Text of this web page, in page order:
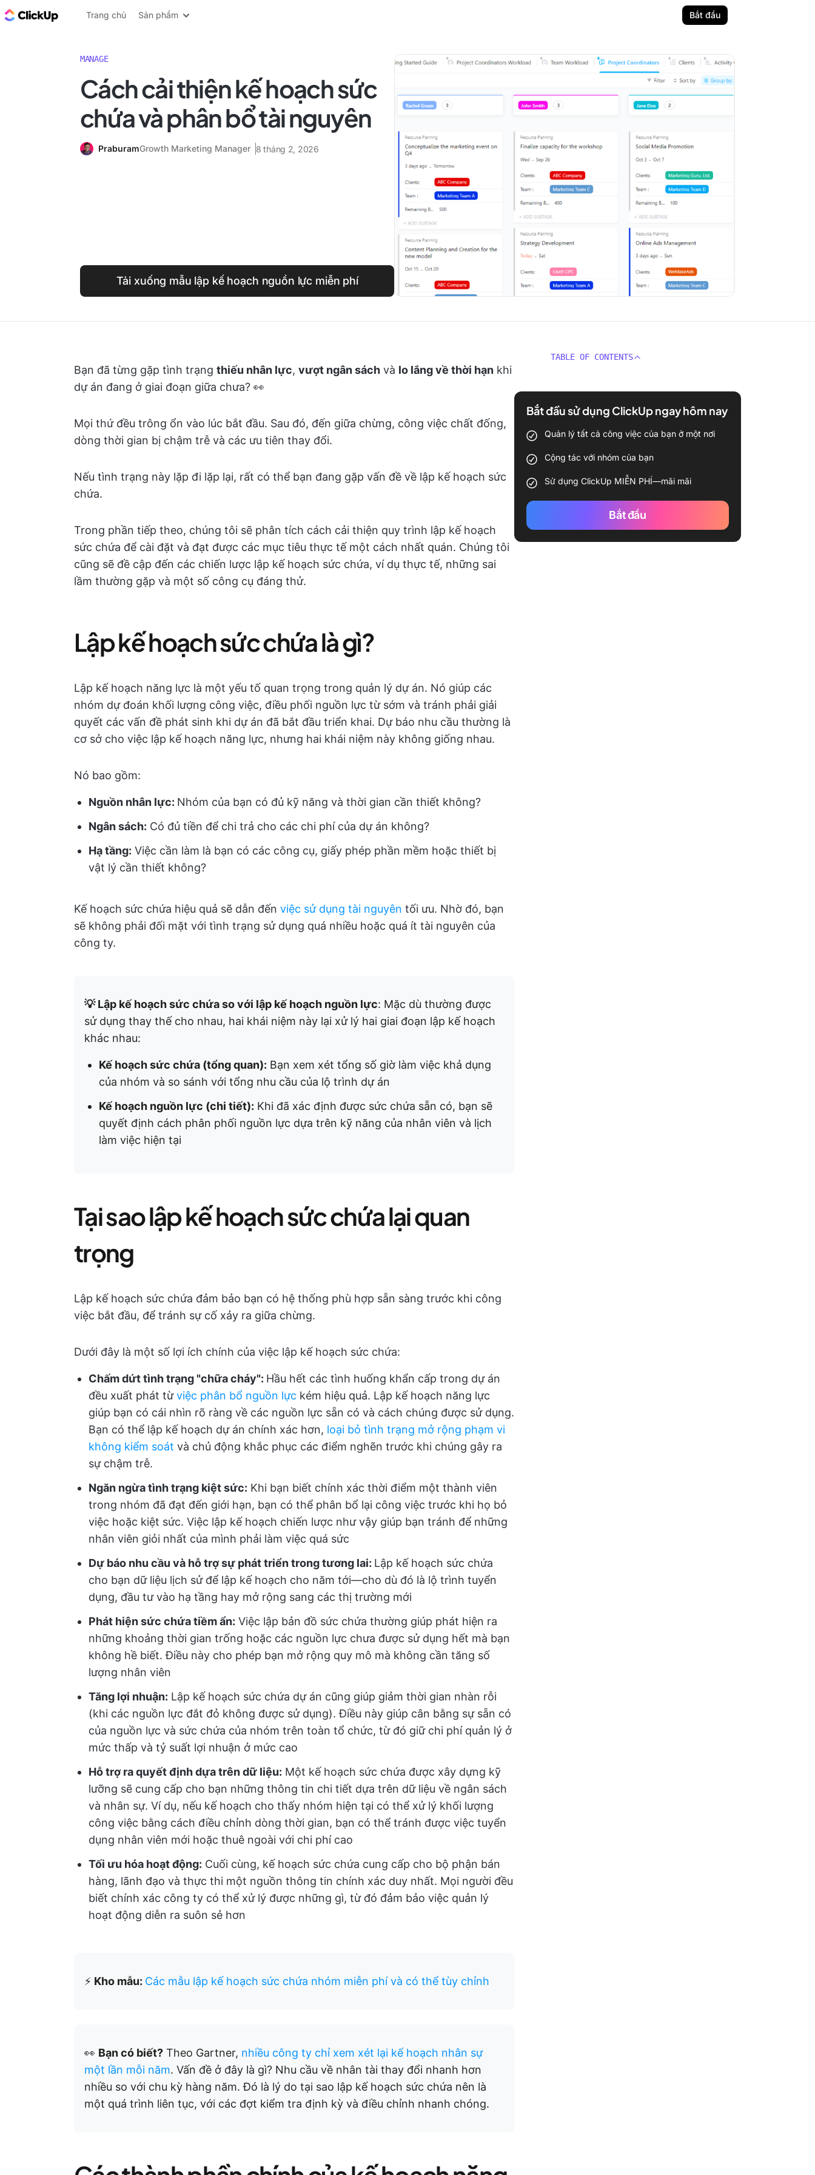
ClickUp Blog
Trang chủ Sản phẩm Bắt đầu
MANAGE
Cách cải thiện kế hoạch sức
chứa và phân bổ tài nguyên
PraburamGrowth Marketing Manager 8 tháng 2, 2026
Tải xuống mẫu lập kế hoạch nguồn lực miễn phí
Bạn đã từng gặp tình trạng thiếu nhân lực, vượt ngân sách và lo lắng về thời hạn khi
dự án đang ở giai đoạn giữa chưa? 👀
Mọi thứ đều trông ổn vào lúc bắt đầu. Sau đó, đến giữa chừng, công việc chất đống,
dòng thời gian bị chậm trễ và các ưu tiên thay đổi.
Nếu tình trạng này lặp đi lặp lại, rất có thể bạn đang gặp vấn đề về lập kế hoạch sức
chứa.
Trong phần tiếp theo, chúng tôi sẽ phân tích cách cải thiện quy trình lập kế hoạch
sức chứa để cài đặt và đạt được các mục tiêu thực tế một cách nhất quán. Chúng tôi
cũng sẽ đề cập đến các chiến lược lập kế hoạch sức chứa, ví dụ thực tế, những sai
lầm thường gặp và một số công cụ đáng thử.
Lập kế hoạch sức chứa là gì?
Lập kế hoạch năng lực là một yếu tố quan trọng trong quản lý dự án. Nó giúp các
nhóm dự đoán khối lượng công việc, điều phối nguồn lực từ sớm và tránh phải giải
quyết các vấn đề phát sinh khi dự án đã bắt đầu triển khai. Dự báo nhu cầu thường là
cơ sở cho việc lập kế hoạch năng lực, nhưng hai khái niệm này không giống nhau.
Nó bao gồm:
Nguồn nhân lực: Nhóm của bạn có đủ kỹ năng và thời gian cần thiết không?
Ngân sách: Có đủ tiền để chi trả cho các chi phí của dự án không?
Hạ tầng: Việc cần làm là bạn có các công cụ, giấy phép phần mềm hoặc thiết bị
vật lý cần thiết không?
Kế hoạch sức chứa hiệu quả sẽ dẫn đến việc sử dụng tài nguyên tối ưu. Nhờ đó, bạn
sẽ không phải đối mặt với tình trạng sử dụng quá nhiều hoặc quá ít tài nguyên của
công ty.
💡 Lập kế hoạch sức chứa so với lập kế hoạch nguồn lực: Mặc dù thường được
sử dụng thay thế cho nhau, hai khái niệm này lại xử lý hai giai đoạn lập kế hoạch
khác nhau:
Kế hoạch sức chứa (tổng quan): Bạn xem xét tổng số giờ làm việc khả dụng
của nhóm và so sánh với tổng nhu cầu của lộ trình dự án
Kế hoạch nguồn lực (chi tiết): Khi đã xác định được sức chứa sẵn có, bạn sẽ
quyết định cách phân phối nguồn lực dựa trên kỹ năng của nhân viên và lịch
làm việc hiện tại
Tại sao lập kế hoạch sức chứa lại quan
trọng
Lập kế hoạch sức chứa đảm bảo bạn có hệ thống phù hợp sẵn sàng trước khi công
việc bắt đầu, để tránh sự cố xảy ra giữa chừng.
Dưới đây là một số lợi ích chính của việc lập kế hoạch sức chứa:
Chấm dứt tình trạng "chữa cháy": Hầu hết các tình huống khẩn cấp trong dự án
đều xuất phát từviệc phân bổ nguồn lực kém hiệu quả. Lập kế hoạch năng lực
giúp bạn có cái nhìn rõ ràng về các nguồn lực sẵn có và cách chúng được sử dụng.
Bạn có thể lập kế hoạch dự án chính xác hơn, loại bỏ tình trạng mở rộng phạm vi
không kiểm soát và chủ động khắc phục các điểm nghẽn trước khi chúng gây ra
sự chậm trễ.
Ngăn ngừa tình trạng kiệt sức: Khi bạn biết chính xác thời điểm một thành viên
trong nhóm đã đạt đến giới hạn, bạn có thể phân bổ lại công việc trước khi họ bỏ
việc hoặc kiệt sức. Việc lập kế hoạch chiến lược như vậy giúp bạn tránh để những
nhân viên giỏi nhất của mình phải làm việc quá sức
Dự báo nhu cầu và hỗ trợ sự phát triển trong tương lai: Lập kế hoạch sức chứa
cho bạn dữ liệu lịch sử để lập kế hoạch cho năm tới—cho dù đó là lộ trình tuyển
dụng, đầu tư vào hạ tầng hay mở rộng sang các thị trường mới
Phát hiện sức chứa tiềm ẩn: Việc lập bản đồ sức chứa thường giúp phát hiện ra
những khoảng thời gian trống hoặc các nguồn lực chưa được sử dụng hết mà bạn
không hề biết. Điều này cho phép bạn mở rộng quy mô mà không cần tăng số
lượng nhân viên
Tăng lợi nhuận: Lập kế hoạch sức chứa dự án cũng giúp giảm thời gian nhàn rỗi
(khi các nguồn lực đắt đỏ không được sử dụng). Điều này giúp cân bằng sự sẵn có
của nguồn lực và sức chứa của nhóm trên toàn tổ chức, từ đó giữ chi phí quản lý ở
mức thấp và tỷ suất lợi nhuận ở mức cao
Hỗ trợ ra quyết định dựa trên dữ liệu: Một kế hoạch sức chứa được xây dựng kỹ
lưỡng sẽ cung cấp cho bạn những thông tin chi tiết dựa trên dữ liệu về ngân sách
và nhân sự. Ví dụ, nếu kế hoạch cho thấy nhóm hiện tại có thể xử lý khối lượng
công việc bằng cách điều chỉnh dòng thời gian, bạn có thể tránh được việc tuyển
dụng nhân viên mới hoặc thuê ngoài với chi phí cao
Tối ưu hóa hoạt động: Cuối cùng, kế hoạch sức chứa cung cấp cho bộ phận bán
hàng, lãnh đạo và thực thi một nguồn thông tin chính xác duy nhất. Mọi người đều
biết chính xác công ty có thể xử lý được những gì, từ đó đảm bảo việc quản lý
hoạt động diễn ra suôn sẻ hơn
⚡ Kho mẫu: Các mẫu lập kế hoạch sức chứa nhóm miễn phí và có thể tùy chỉnh
👀 Bạn có biết? Theo Gartner, nhiều công ty chỉ xem xét lại kế hoạch nhân sự
một lần mỗi năm. Vấn đề ở đây là gì? Nhu cầu về nhân tài thay đổi nhanh hơn
nhiều so với chu kỳ hàng năm. Đó là lý do tại sao lập kế hoạch sức chứa nên là
một quá trình liên tục, với các đợt kiểm tra định kỳ và điều chỉnh nhanh chóng.
TABLE OF CONTENTS
Bắt đầu sử dụng ClickUp ngay hôm nay
Quản lý tất cả công việc của bạn ở một nơi
Cộng tác với nhóm của bạn
Sử dụng ClickUp MIỄN PHÍ—mãi mãi
Bắt đầu